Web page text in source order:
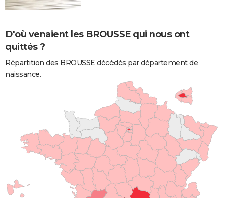
D'où venaient les BROUSSE qui nous ont
quittés ?
Répartition des BROUSSE décédés par département de
naissance.